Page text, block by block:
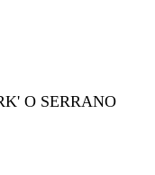
O SERRANO